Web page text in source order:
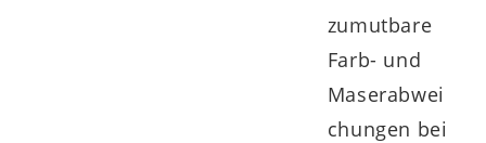
zumutbare
Farb- und
Maserabwei
chungen bei